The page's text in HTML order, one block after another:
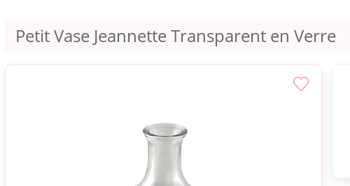
Petit Vase Jeannette Transparent en Verre